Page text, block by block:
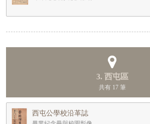
3. 西屯區
共有 17 筆
西屯公學校沿革誌